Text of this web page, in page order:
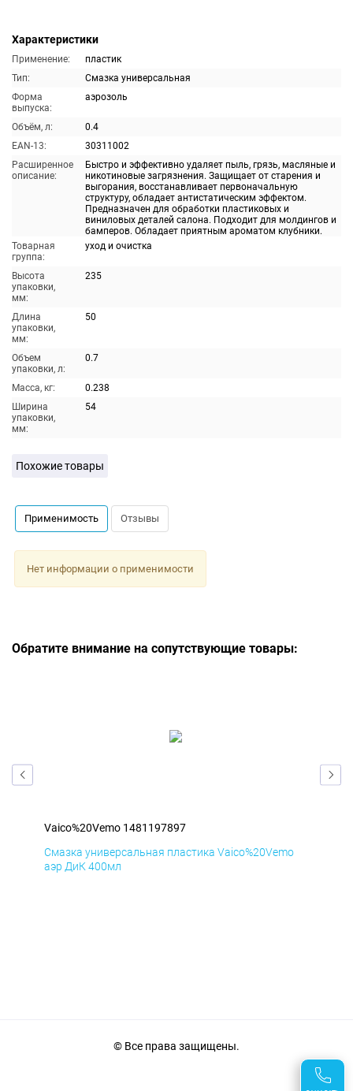
Характеристики
Применение:
пластик
Тип:
Смазка универсальная
Форма
выпуска:
аэрозоль
Объём, л:
0.4
EAN-13:
30311002
Расширенное
описание:
Быстро и эффективно удаляет пыль, грязь, масляные и
никотиновые загрязнения. Защищает от старения и
выгорания, восстанавливает первоначальную
структуру, обладает антистатическим эффектом.
Предназначен для обработки пластиковых и
виниловых деталей салона. Подходит для молдингов и
бамперов. Обладает приятным ароматом клубники.
Товарная
группа:
уход и очистка
Высота
упаковки,
мм:
235
Длина
упаковки,
мм:
50
Объем
упаковки, л:
0.7
Масса, кг:
0.238
Ширина
упаковки,
мм:
54
Похожие товары
Применимость Отзывы
Нет информации о применимости
Обратите внимание на сопутствующие товары:
Vaico%20Vemo 1481197897
Смазка универсальная пластика Vaico%20Vemo
аэр ДиК 400мл
© Все права защищены.